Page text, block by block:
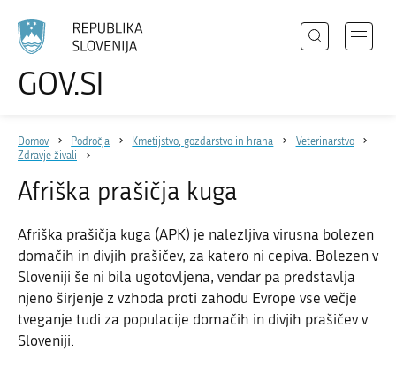
GOV.SI
Odpri
Področja
Zbirke
Dogodki
Sodelujte
Dostopnost
O spletnem mestu
Izberite
Domov Področja Kmetijstvo, gozdarstvo in hrana
Veterinarstvo
Zdravje živali
Afriška prašičja kuga
Afriška prašičja kuga (APK) je nalezljiva virusna bolezen
domačih in divjih prašičev, za katero ni cepiva. Bolezen v
Sloveniji še ni bila ugotovljena, vendar pa predstavlja
njeno širjenje z vzhoda proti zahodu Evrope vse večje
tveganje tudi za populacije domačih in divjih prašičev v
Sloveniji.